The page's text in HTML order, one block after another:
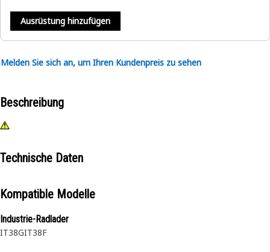
Ausrüstung hinzufügen
Melden Sie sich an, um Ihren Kundenpreis zu sehen
Beschreibung
Technische Daten
Kompatible Modelle
Industrie-Radlader
IT38GIT38F